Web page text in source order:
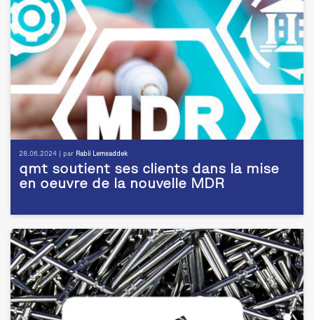
28.06.2024 | par Rabii Lemsaddek
qmt soutient ses clients dans la mise
en oeuvre de la nouvelle MDR